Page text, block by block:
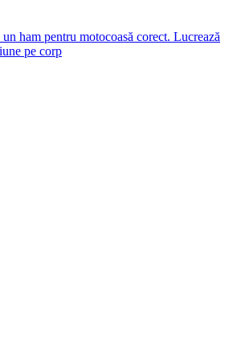
ham pentru motocoasă corect. Lucrează
pe corp